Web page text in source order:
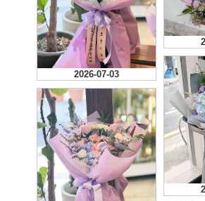
2026-07-03